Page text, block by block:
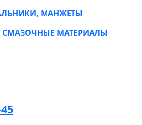
МАНЖЕТЫ
СМАЗОЧНЫЕ МАТЕРИАЛЫ